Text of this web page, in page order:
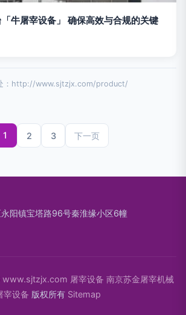
牛屠宰设备」 确保高效与合规的关键
：http://www.sjtzjx.com/product/
1 2 3 下一页
阳镇宝塔路96号秦淮缘小区6幢
www.sjtzjx.com 屠宰设备 南京苏金屠宰机械
宰设备 版权所有 Sitemap